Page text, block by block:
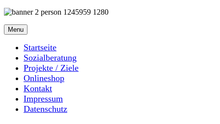
Menu
Startseite
Sozialberatung
Projekte / Ziele
Onlineshop
Kontakt
Impressum
Datenschutz